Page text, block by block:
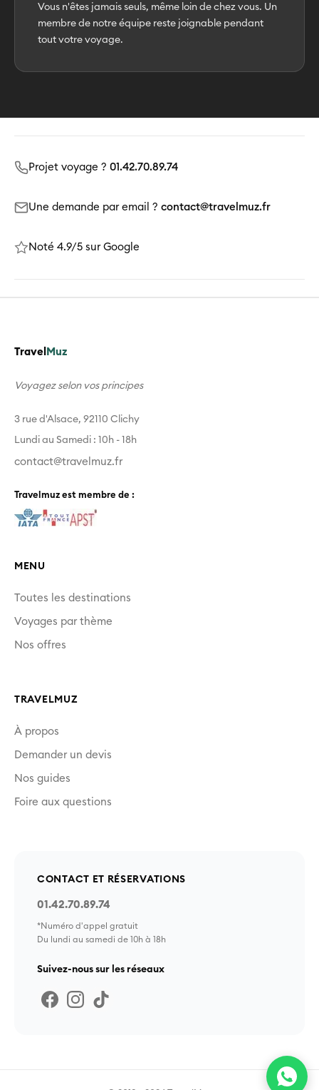
Vous n'êtes jamais seuls, même loin de chez vous. Un
membre de notre équipe reste joignable pendant
tout votre voyage.
Projet voyage ? 01.42.70.89.74
Une demande par email ? contact@travelmuz.fr
Noté 4.9/5 sur Google
Travel Muz
Voyagez selon vos principes
3 rue d'Alsace, 92110 Clichy
Lundi au Samedi : 10h - 18h
contact@travelmuz.fr
Travelmuz est membre de :
MENU
Toutes les destinations
Voyages par thème
Nos offres
TRAVELMUZ
À propos
Demander un devis
Nos guides
Foire aux questions
CONTACT ET RÉSERVATIONS
01.42.70.89.74
*Numéro d'appel gratuit
Du lundi au samedi de 10h à 18h
Suivez-nous sur les réseaux